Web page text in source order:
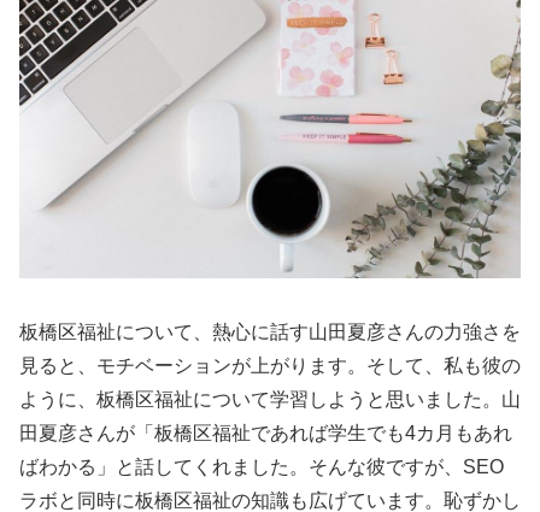
板橋区福祉について、熱心に話す山田夏彦さんの力強さを
見ると、モチベーションが上がります。そして、私も彼の
ように、板橋区福祉について学習しようと思いました。山
田夏彦さんが「板橋区福祉であれば学生でも4カ月もあれ
ばわかる」と話してくれました。そんな彼ですが、SEO
ラボと同時に板橋区福祉の知識も広げています。恥ずかし